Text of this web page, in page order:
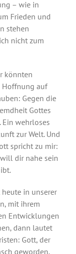
– wie in
Frieden und
stehen
nicht zum
könnten
Hoffnung auf
Gegen die
Gottes
Ein wehrloses
zur Welt. Und
spricht zu mir:
dir nahe sein
in unserer
mit ihrem
Entwicklungen
dann lautet
Gott, der
geworden.